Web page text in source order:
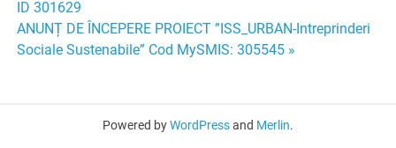
în
articole
ID 301629
ANUNȚ DE ÎNCEPERE PROIECT ”ISS_URBAN-Intreprinderi
Sociale Sustenabile” Cod MySMIS: 305545 »
Powered byWordPressand Merlin.